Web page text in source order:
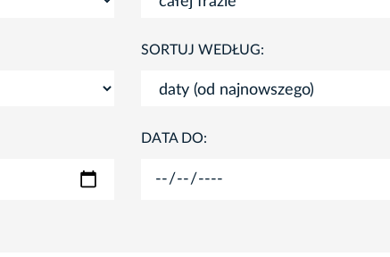
SORTUJ WEDŁUG:
DATA DO: